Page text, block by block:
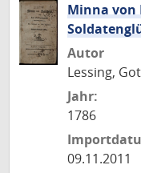
Minna von
Autor
Lessing,
Jahr:
1786
09.11.2011